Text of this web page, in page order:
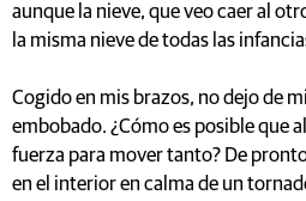
aunque la nieve, que veo caer al
la misma nieve de todas las
Cogido en mis brazos, no dejo de
embobado. ¿Cómo es posible que
fuerza para mover tanto? De
en el interior en calma de un